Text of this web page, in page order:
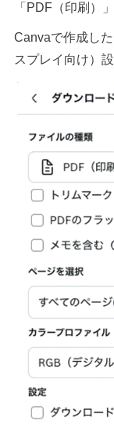
「PDF（印刷）
Canvaで作成し
スプレイ向け）